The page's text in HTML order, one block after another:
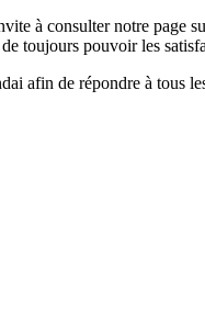
à consulter notre page
toujours pouvoir les
afin de répondre à tous